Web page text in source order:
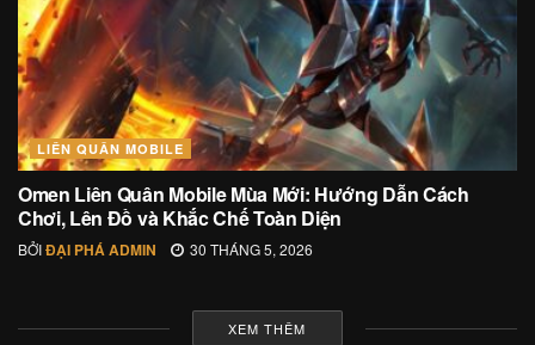
LIÊN QUÂN MOBILE
Omen Liên Quân Mobile Mùa Mới: Hướng Dẫn Cách
Chơi, Lên Đồ và Khắc Chế Toàn Diện
BỞIĐẠI PHÁ ADMIN 30 THÁNG 5, 2026
XEM THÊM